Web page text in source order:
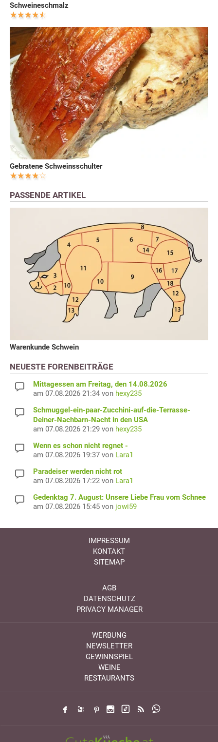
Schweineschmalz
Gebratene Schweinsschulter
PASSENDE ARTIKEL
Warenkunde Schwein
NEUESTE FORENBEITRÄGE
Mittagessen am Freitag, den 14.08.2026
am 07.08.2026 21:34 von hexy235
Schmuggel-ein-paar-Zucchini-auf-die-Terrasse-
Deiner-Nachbarn-Nacht in den USA
am 07.08.2026 21:29 von hexy235
Wenn es schon nicht regnet -
am 07.08.2026 19:37 von Lara1
Paradeiser werden nicht rot
am 07.08.2026 17:22 von Lara1
Gedenktag 7. August: Unsere Liebe Frau vom Schnee
am 07.08.2026 15:45 von jowi59
IMPRESSUM
KONTAKT
SITEMAP
AGB
DATENSCHUTZ
PRIVACY MANAGER
WERBUNG
NEWSLETTER
GEWINNSPIEL
WEINE
RESTAURANTS